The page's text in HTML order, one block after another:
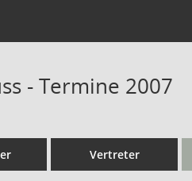
- Termine 2007
Vertreter